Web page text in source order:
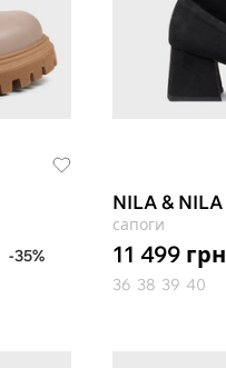
-35%
NILA & NILA
сапоги
11 499 грн
36 38 39 40